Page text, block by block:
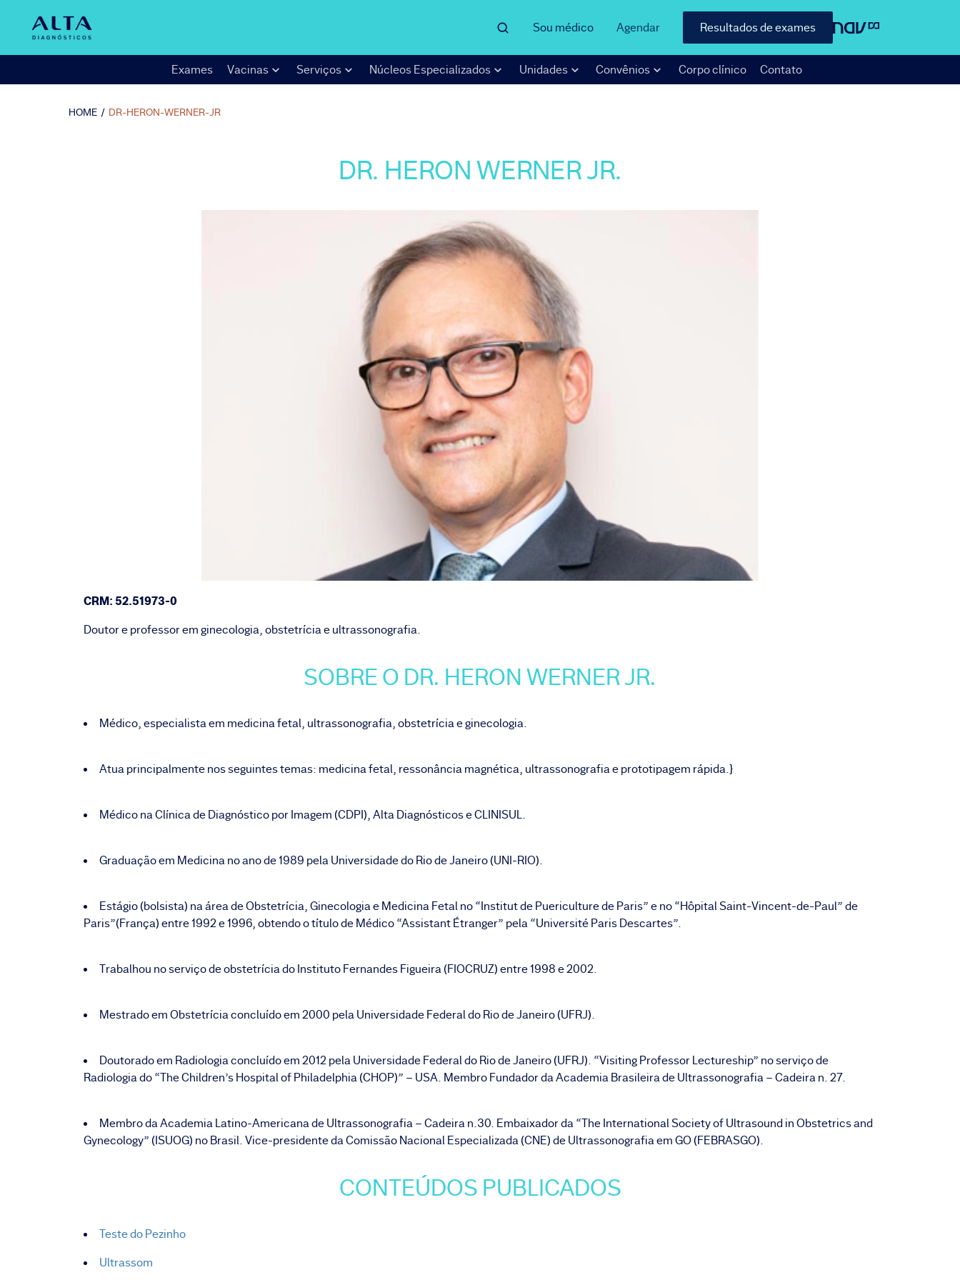
Sou médico Agendar Resultados de exames
Exames Vacinas Serviços Núcleos Especializados Unidades Convênios Corpo clínico Contato
HOME / DR-HERON-WERNER-JR
DR. HERON WERNER JR.
CRM: 52.51973-0
Doutor e professor em ginecologia, obstetrícia e ultrassonografia.
SOBRE O DR. HERON WERNER JR.
Médico, especialista em medicina fetal, ultrassonografia, obstetrícia e ginecologia.
Atua principalmente nos seguintes temas: medicina fetal, ressonância magnética, ultrassonografia e prototipagem rápida.}
Médico na Clínica de Diagnóstico por Imagem (CDPI), Alta Diagnósticos e CLINISUL.
Graduação em Medicina no ano de 1989 pela Universidade do Rio de Janeiro (UNI-RIO).
Estágio (bolsista) na área de Obstetrícia, Ginecologia e Medicina Fetal no “Institut de Puericulture de Paris” e no “Hôpital Saint-Vincent-de-Paul” de
Paris”(França) entre 1992 e 1996, obtendo o título de Médico “Assistant Étranger” pela “Université Paris Descartes”.
Trabalhou no serviço de obstetrícia do Instituto Fernandes Figueira (FIOCRUZ) entre 1998 e 2002.
Mestrado em Obstetrícia concluído em 2000 pela Universidade Federal do Rio de Janeiro (UFRJ).
Doutorado em Radiologia concluído em 2012 pela Universidade Federal do Rio de Janeiro (UFRJ). “Visiting Professor Lectureship” no serviço de
Radiologia do “The Children’s Hospital of Philadelphia (CHOP)” – USA. Membro Fundador da Academia Brasileira de Ultrassonografia – Cadeira n. 27.
Membro da Academia Latino-Americana de Ultrassonografia – Cadeira n.30. Embaixador da “The International Society of Ultrasound in Obstetrics and
Gynecology” (ISUOG) no Brasil. Vice-presidente da Comissão Nacional Especializada (CNE) de Ultrassonografia em GO (FEBRASGO).
CONTEÚDOS PUBLICADOS
Teste do Pezinho
Ultrassom